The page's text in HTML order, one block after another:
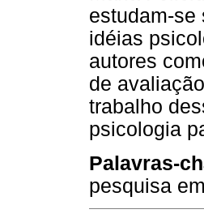
estudam-se
idéias
autores
de
trabalho
psicologia
Palavras-
pesquisa